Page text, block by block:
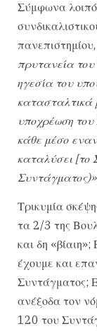
Σύμφωνα
πανεπιστημίου,
πρυτανεία
ηγεσία του
κατασταλτικά
υποχρέωση του
κάθε μέσο
καταλύσει [το
Τρικυμία
τα 2/3 της
και δη
έχουμε και
Συντάγματος;
ανέξοδα τον
120 του